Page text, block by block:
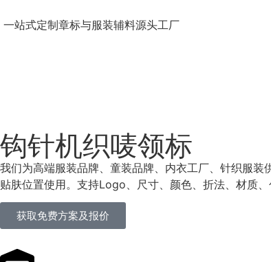
一站式定制章标与服装辅料源头工厂
钩针机织唛领标
我们为高端服装品牌、童装品牌、内衣工厂、针织服
贴肤位置使用。支持Logo、尺寸、颜色、折法、材质
获取免费方案及报价